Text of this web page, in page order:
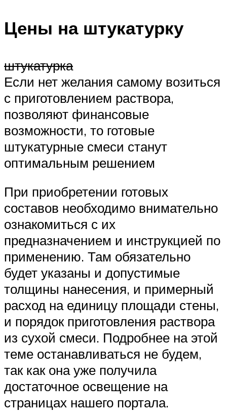
Цены на штукатурку
штукатурка
Если нет желания самому возиться
с приготовлением раствора,
позволяют финансовые
возможности, то готовые
штукатурные смеси станут
оптимальным решением
При приобретении готовых
составов необходимо внимательно
ознакомиться с их
предназначением и инструкцией по
применению. Там обязательно
будет указаны и допустимые
толщины нанесения, и примерный
расход на единицу площади стены,
и порядок приготовления раствора
из сухой смеси. Подробнее на этой
теме останавливаться не будем,
так как она уже получила
достаточное освещение на
страницах нашего портала.